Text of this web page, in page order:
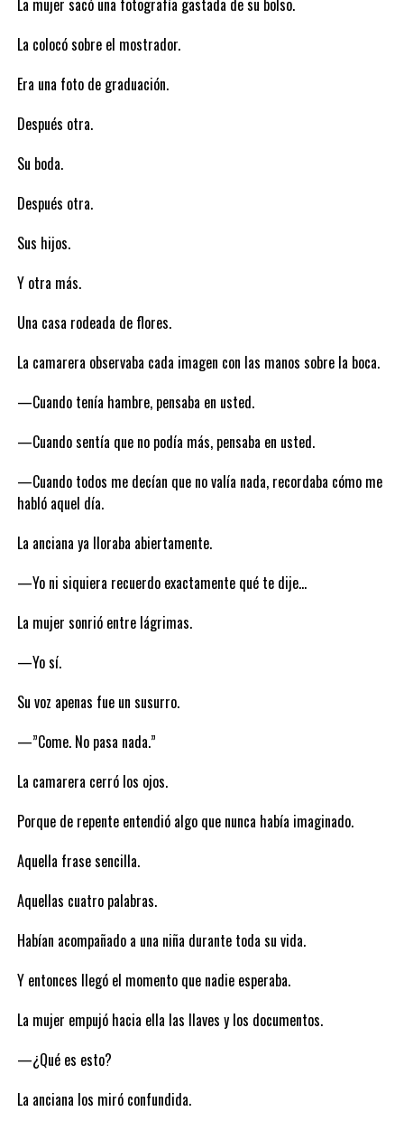
La mujer sacó una fotografía gastada de su bolso.
La colocó sobre el mostrador.
Era una foto de graduación.
Después otra.
Su boda.
Después otra.
Sus hijos.
Y otra más.
Una casa rodeada de flores.
La camarera observaba cada imagen con las manos sobre la boca.
—Cuando tenía hambre, pensaba en usted.
—Cuando sentía que no podía más, pensaba en usted.
—Cuando todos me decían que no valía nada, recordaba cómo me
habló aquel día.
La anciana ya lloraba abiertamente.
—Yo ni siquiera recuerdo exactamente qué te dije…
La mujer sonrió entre lágrimas.
—Yo sí.
Su voz apenas fue un susurro.
—”Come. No pasa nada.”
La camarera cerró los ojos.
Porque de repente entendió algo que nunca había imaginado.
Aquella frase sencilla.
Aquellas cuatro palabras.
Habían acompañado a una niña durante toda su vida.
Y entonces llegó el momento que nadie esperaba.
La mujer empujó hacia ella las llaves y los documentos.
—¿Qué es esto?
La anciana los miró confundida.